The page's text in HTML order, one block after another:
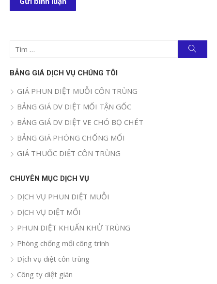
Tìm
quả
kiếm
BẢNG GIÁ DỊCH VỤ CHÚNG TÔI
GIÁ PHUN DIỆT MUỖI CÔN TRÙNG
BẢNG GIÁ DV DIỆT MỐI TẬN GỐC
BẢNG GIÁ DV DIỆT VE CHÓ BỌ CHÉT
BẢNG GIÁ PHÒNG CHỐNG MỐI
GIÁ THUỐC DIỆT CÔN TRÙNG
CHUYÊN MỤC DỊCH VỤ
DỊCH VỤ PHUN DIỆT MUỖI
DỊCH VỤ DIỆT MỐI
PHUN DIỆT KHUẨN KHỬ TRÙNG
Phòng chống mối công trình
Dịch vụ diệt côn trùng
Công ty diệt gián